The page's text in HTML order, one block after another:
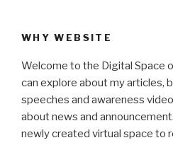
WHY WEBSITE
Welcome to the Digital Space
can explore about my articles,
speeches and awareness
about news and
newly created virtual space to